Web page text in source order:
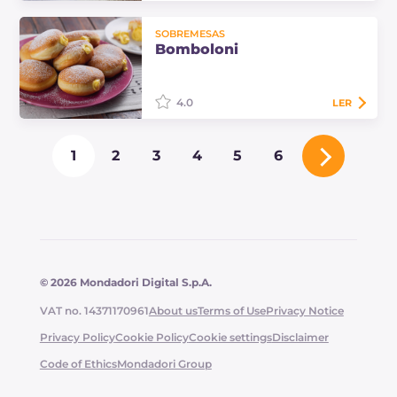
berinjela são pacotinhos
preparados com a mesma massa da
SOBREMESAS
Bomboloni
Os bomboloni são deliciosas
iguarias fritas, feitas com uma
massa fermentada e recheadas
4.0 LER
1 2 3 4 5 6
© 2026 Mondadori Digital S.p.A.
VAT no. 14371170961About usTerms of UsePrivacy Notice
Privacy PolicyCookie PolicyCookie settingsDisclaimer
Code of EthicsMondadori Group